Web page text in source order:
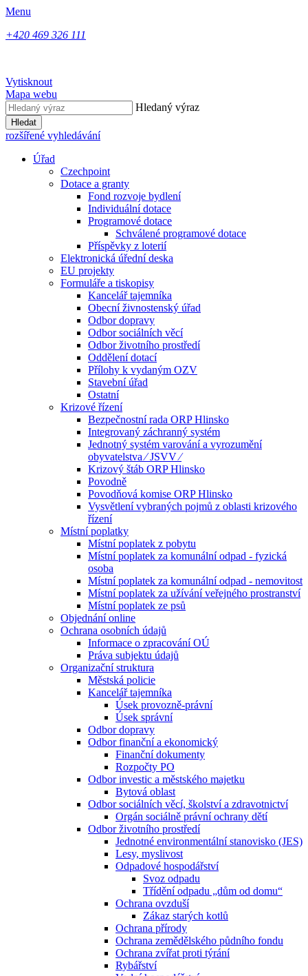
Menu
+420 469 326 111
Vytisknout
Mapa webu
Hledaný výraz
Hledat
rozšířené vyhledávání
Úřad
Czechpoint
Dotace a granty
Fond rozvoje bydlení
Individuální dotace
Programové dotace
Schválené programové dotace
Příspěvky z loterií
Elektronická úřední deska
EU projekty
Formuláře a tiskopisy
Kancelář tajemníka
Obecní živnostenský úřad
Odbor dopravy
Odbor sociálních věcí
Odbor životního prostředí
Oddělení dotací
Přílohy k vydaným OZV
Stavební úřad
Ostatní
Krizové řízení
Bezpečnostní rada ORP Hlinsko
Integrovaný záchranný systém
Jednotný systém varování a vyrozumění
obyvatelstva ⁄ JSVV ⁄
Krizový štáb ORP Hlinsko
Povodně
Povodňová komise ORP Hlinsko
Vysvětlení vybraných pojmů z oblasti krizového
řízení
Místní poplatky
Místní poplatek z pobytu
Místní poplatek za komunální odpad - fyzická
osoba
Místní poplatek za komunální odpad - nemovitost
Místní poplatek za užívání veřejného prostranství
Místní poplatek ze psů
Objednání online
Ochrana osobních údajů
Informace o zpracování OÚ
Práva subjektu údajů
Organizační struktura
Městská policie
Kancelář tajemníka
Úsek provozně-právní
Úsek správní
Odbor dopravy
Odbor finanční a ekonomický
Finanční dokumenty
Rozpočty PO
Odbor investic a městského majetku
Bytová oblast
Odbor sociálních věcí, školství a zdravotnictví
Orgán sociálně právní ochrany dětí
Odbor životního prostředí
Jednotné environmentální stanovisko (JES)
Lesy, myslivost
Odpadové hospodářství
Svoz odpadu
Třídění odpadu „dům od domu“
Ochrana ovzduší
Zákaz starých kotlů
Ochrana přírody
Ochrana zemědělského půdního fondu
Ochrana zvířat proti týrání
Rybářství